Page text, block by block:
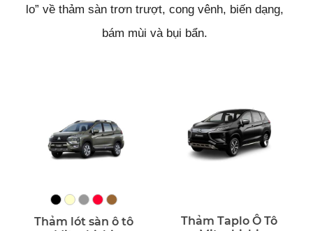
lo” về thảm sàn trơn trượt, cong vênh, biến dạng,
bám mùi và bụi bẩn.
Thảm lót sàn ô tô
Thảm Taplo Ô Tô